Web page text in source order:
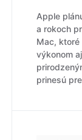
Apple
a rokoch
Mac, ktoré
výkonom
prinesú